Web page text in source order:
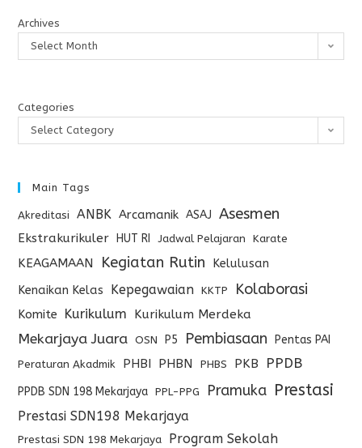
Archives
Select Month
Categories
Select Category
Main Tags
Akreditasi ANBK Arcamanik ASAJ Asesmen
Ekstrakurikuler HUT RI Jadwal Pelajaran Karate
KEAGAMAAN Kegiatan Rutin
Kelulusan
Kenaikan Kelas
Kepegawaian KKTP Kolaborasi
Komite Kurikulum Kurikulum Merdeka
Mekarjaya Juara OSN P5 Pembiasaan Pentas PAI
Peraturan Akadmik PHBI PHBN PHBS PKB PPDB
PPDB SDN 198 Mekarjaya PPL-PPG Pramuka Prestasi
Prestasi SDN198 Mekarjaya
Prestasi SDN 198 Mekarjaya
Program Sekolah